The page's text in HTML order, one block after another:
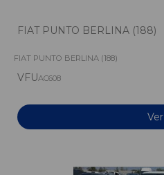
FIAT PUNTO BERLINA (188)
FIAT PUNTO BERLINA (188)
VFUAC608
Ver